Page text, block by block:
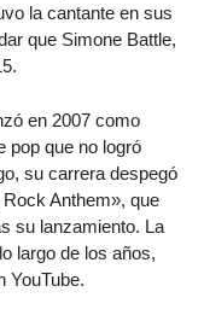
la cantante en sus
que Simone Battle,
en 2007 como
pop que no logró
su carrera despegó
Anthem», que
su lanzamiento. La
largo de los años,
YouTube.